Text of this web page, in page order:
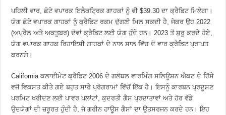
ਪਹਿਲੀ ਵਾਰ, ਛੋਟੇ ਵਪਾਰਕ ਇਲੈਕਟ੍ਰਿਕ ਗਾਹਕਾਂ ਨੂੰ ਵੀ $39.30 ਦਾ ਕ੍ਰੈਡਿਟ ਮਿਲੇਗਾ।
ਯੋਗ ਛੋਟੇ ਵਪਾਰਕ ਗਾਹਕਾਂ ਨੂੰ ਕ੍ਰੈਡਿਟ ਰਕਮ ਦੁੱਗਣੀ ਮਿਲ ਸਕਦੀ ਹੈ, ਜੇਕਰ ਉਹ 2022
(ਅਪ੍ਰੈਲ ਅਤੇ ਅਕਤੂਬਰ) ਦੋਵਾਂ ਕ੍ਰੈਡਿਟ ਲਈ ਯੋਗ ਹੁੰਦੇ ਹਨ। 2023 ਤੋਂ ਸ਼ੁਰੂ ਕਰਦੇ ਹੋਏ,
ਯੋਗ ਵਪਾਰਕ ਗਾਹਕ ਰਿਹਾਇਸ਼ੀ ਗਾਹਕਾਂ ਦੇ ਨਾਲ ਸਾਲ ਵਿੱਚ ਦੋ ਵਾਰ ਕ੍ਰੈਡਿਟ ਪ੍ਰਾਪਤ
ਕਰਨਗੇ।
California ਕਲਾਈਮੇਟ ਕ੍ਰੈਡਿਟ 2006 ਦੇ ਗਲੋਬਲ ਵਾਰਮਿੰਗ ਸਲਿਊਸ਼ਨ ਐਕਟ ਦੇ ਹਿੱਸੇ
ਵਜੋਂ ਵਿਕਸਤ ਕੀਤੇ ਗਏ ਬਹੁਤ ਸਾਰੇ ਪ੍ਰੋਗਰਾਮਾਂ ਵਿੱਚੋਂ ਇੱਕ ਹੈ। ਇਸਨੂੰ ਕਾਰਬਨ ਪ੍ਰਦੂਸ਼ਣ
ਪਰਮਿਟ ਖਰੀਦਣ ਲਈ ਪਾਵਰ ਪਲਾਂਟਾਂ, ਕੁਦਰਤੀ ਗੈਸ ਪ੍ਰਦਾਤਾਵਾਂ ਅਤੇ ਹੋਰ ਵੱਡੇ
ਉਦਯੋਗਾਂ ਦੀ ਜ਼ਰੂਰਤ ਹੁੰਦੀ ਹੈ, ਜੋ ਗਰੀਨ ਹਾਊਸ ਗੈਸਾਂ ਦਾ ਉਤਸਰਜਨ ਕਰਦੇ ਹਨ। ਇਹ